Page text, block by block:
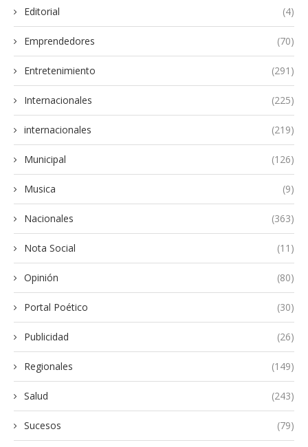
Editorial (4)
Emprendedores (70)
Entretenimiento (291)
Internacionales (225)
internacionales (219)
Municipal (126)
Musica (9)
Nacionales (363)
Nota Social (11)
Opinión (80)
Portal Poético (30)
Publicidad (26)
Regionales (149)
Salud (243)
Sucesos (79)